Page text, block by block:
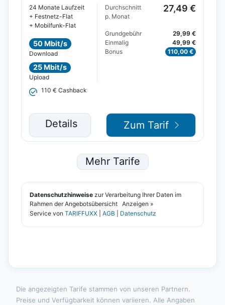
Die angezeigten Tarife stammen von unseren Partnern.
Preise und Verfügbarkeit können variieren. Alle Angaben